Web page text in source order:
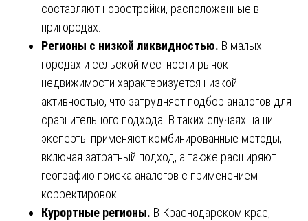
составляют новостройки, расположенные в
пригородах.
Регионы с низкой ликвидностью. В малых
городах и сельской местности рынок
недвижимости характеризуется низкой
активностью, что затрудняет подбор аналогов для
сравнительного подхода. В таких случаях наши
эксперты применяют комбинированные методы,
включая затратный подход, а также расширяют
географию поиска аналогов с применением
корректировок.
Курортные регионы. В Краснодарском крае,